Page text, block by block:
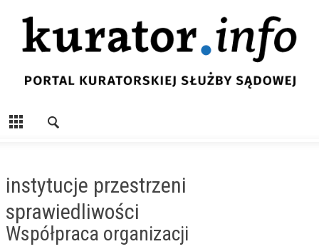
instytucje przestrzeni
sprawiedliwości
Współpraca organizacji